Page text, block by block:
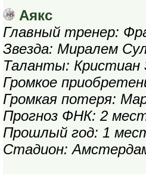
Аякс
Главный тренер:
Звезда: Миралем
Таланты: Кристиан
Громкое
Громкая потеря:
Прогноз ФНК: 2
Прошлый год: 1
Стадион: